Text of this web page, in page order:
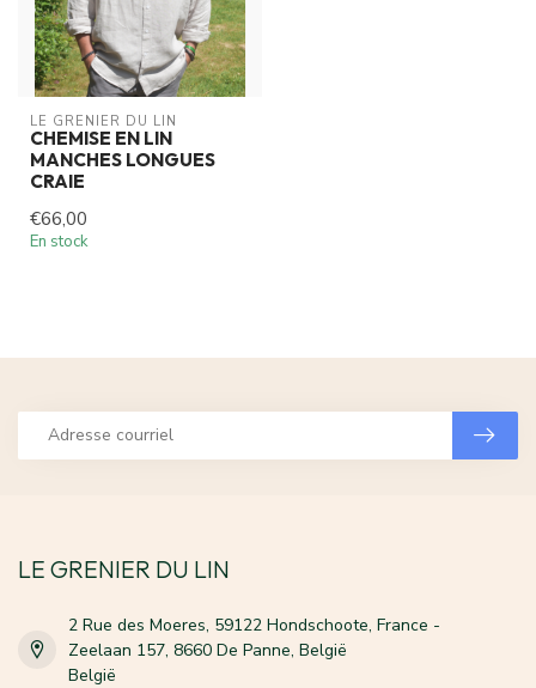
LE GRENIER DU LIN
CHEMISE EN LIN
MANCHES LONGUES
CRAIE
€66,00
En stock
LE GRENIER DU LIN
2 Rue des Moeres, 59122 Hondschoote, France -
Zeelaan 157, 8660 De Panne, België
België